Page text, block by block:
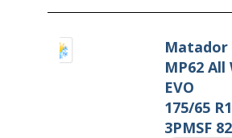
Matador
MP62
EVO
175/65
3PMSF